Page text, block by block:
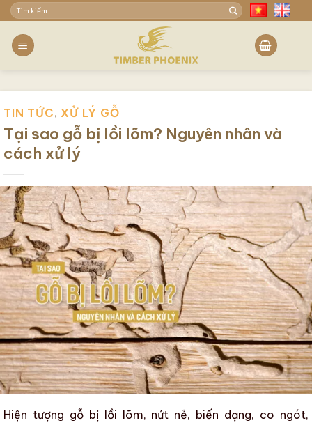
Skip
to
content
Tìm
TIN TỨC, XỬ LÝ GỖ
Tại sao gỗ bị lồi lõm? Nguyên nhân và
cách xử lý
Hiện tượng gỗ bị lồi lõm, nứt nẻ, biến dạng, co ngót,